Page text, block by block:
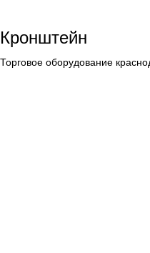
Кронштейн
Торговое оборудование